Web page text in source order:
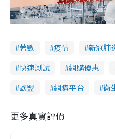
著數 疫情 新冠肺
快速測試
網購優惠
歐盟
網購平台 衞
更多真實評價